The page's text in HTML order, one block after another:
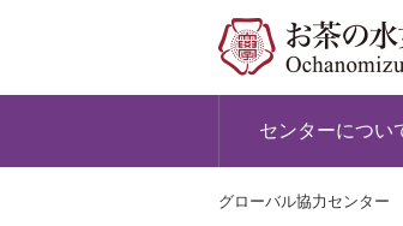
センターについ
グローバル協力センター